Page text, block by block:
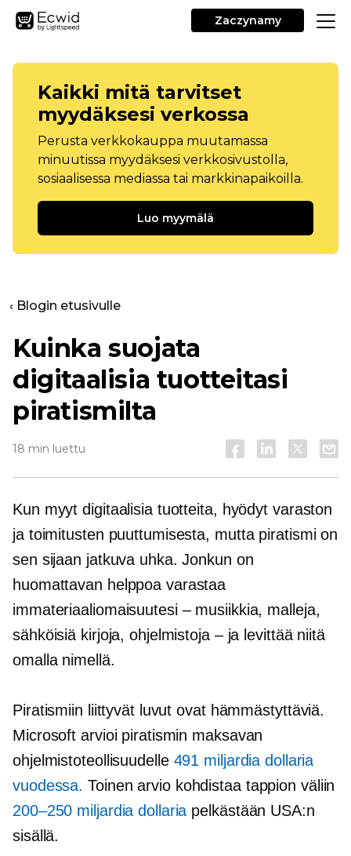
Zaczynamy
Kaikki mitä tarvitset
myydäksesi verkossa
Perusta verkkokauppa muutamassa
minuutissa myydäksesi verkkosivustolla,
sosiaalisessa mediassa tai markkinapaikoilla.
Luo myymälä
‹ Blogin etusivulle
Kuinka suojata
digitaalisia tuotteitasi
piratismilta
18 min luettu
Kun myyt digitaalisia tuotteita, hyödyt varaston
ja toimitusten puuttumisesta, mutta piratismi on
sen sijaan jatkuva uhka. Jonkun on
huomattavan helppoa varastaa
immateriaaliomaisuutesi – musiikkia, malleja,
sähköisiä kirjoja, ohjelmistoja – ja levittää niitä
omalla nimellä.
Piratismiin liittyvät luvut ovat hämmästyttäviä.
Microsoft arvioi piratismin maksavan
ohjelmistoteollisuudelle 491 miljardia dollaria
vuodessa. Toinen arvio kohdistaa tappion väliin
200–250 miljardia dollaria pelkästään USA:n
sisällä.